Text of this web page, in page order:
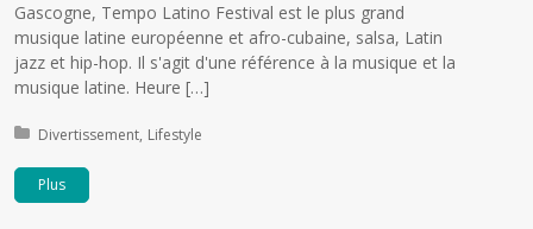
Gascogne, Tempo Latino Festival est le plus grand
musique latine européenne et afro-cubaine, salsa, Latin
jazz et hip-hop. Il s'agit d'une référence à la musique et la
musique latine. Heure […]
Publié dans:
Divertissement Lifestyle
Plus